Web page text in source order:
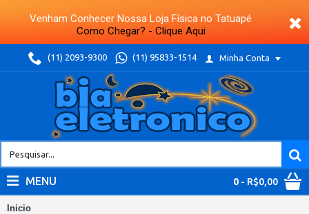
Venham Conhecer Nossa Loja Física no Tatuapé
Como Chegar? - Clique Aqui
(11) 2093-9300 (11) 95833-1514 Minha Conta
0 - R$0,00
MENU
Inicio